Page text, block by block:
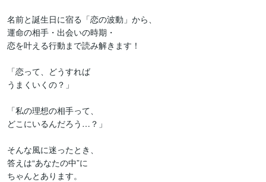
名前と誕生日に宿る「恋の波動」から、
運命の相手・出会いの時期・
恋を叶える行動まで読み解きます！
「恋って、どうすれば
うまくいくの？」
「私の理想の相手って、
どこにいるんだろう…？」
そんな風に迷ったとき、
答えは“あなたの中”に
ちゃんとあります。